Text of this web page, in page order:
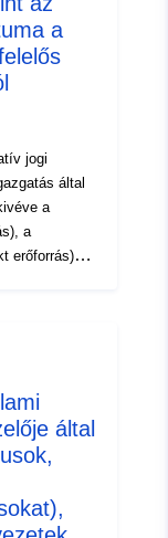
a
jogi
által
a
a
erőforrás)
és
b99f-
által